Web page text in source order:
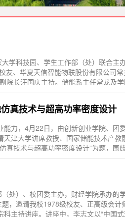
学科技园、学生工作部（处）联合
友、华夏天信智能物联股份有限公司
院长汪国庆主持。储能系主任常龙及
真技术与超高功率密度设计
力，4月22日，由创新创业学院、
津大学讲席教授、国家储能技术产
技术与超高功率密度设计”为题，围
处）、校团委主办，财经学院承办的
，邀请我校1978级校友、正高级会
主持讲座。讲座中，李志文以“中国